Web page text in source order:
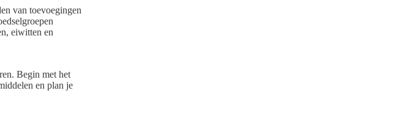
van toevoegingen
eiwitten en
Begin met het
en plan je